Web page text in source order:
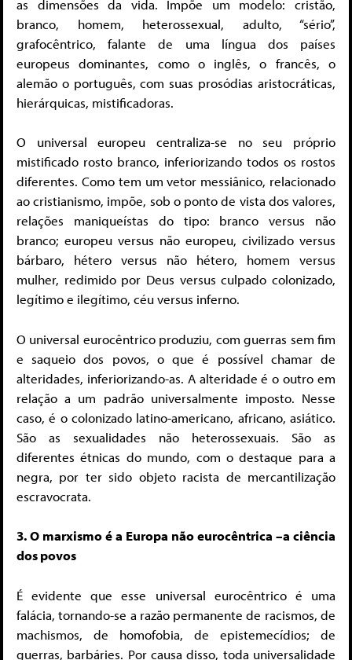
as dimensões da vida. Impõe um modelo: cristão,
branco, homem, heterossexual, adulto, “sério”,
grafocêntrico, falante de uma língua dos países
europeus dominantes, como o inglês, o francês, o
alemão o português, com suas prosódias aristocráticas,
hierárquicas, mistificadoras.
O universal europeu centraliza-se no seu próprio
mistificado rosto branco, inferiorizando todos os rostos
diferentes. Como tem um vetor messiânico, relacionado
ao cristianismo, impõe, sob o ponto de vista dos valores,
relações maniqueístas do tipo: branco versus não
branco; europeu versus não europeu, civilizado versus
bárbaro, hétero versus não hétero, homem versus
mulher, redimido por Deus versus culpado colonizado,
legítimo e ilegítimo, céu versus inferno.
O universal eurocêntrico produziu, com guerras sem fim
e saqueio dos povos, o que é possível chamar de
alteridades, inferiorizando-as. A alteridade é o outro em
relação a um padrão universalmente imposto. Nesse
caso, é o colonizado latino-americano, africano, asiático.
São as sexualidades não heterossexuais. São as
diferentes étnicas do mundo, com o destaque para a
negra, por ter sido objeto racista de mercantilização
escravocrata.
3. O marxismo é a Europa não eurocêntrica –a ciência
dos povos
É evidente que esse universal eurocêntrico é uma
falácia, tornando-se a razão permanente de racismos, de
machismos, de homofobia, de epistemecídios; de
guerras, barbáries. Por causa disso, toda universalidade